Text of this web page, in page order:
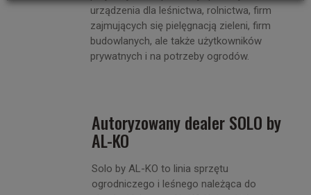
urządzenia dla leśnictwa, rolnictwa, firm
zajmujących się pielęgnacją zieleni, firm
budowlanych, ale także użytkowników
prywatnych i na potrzeby ogrodów.
Autoryzowany dealer SOLO by
AL-KO
Solo by AL-KO to linia sprzętu
ogrodniczego i leśnego należąca do